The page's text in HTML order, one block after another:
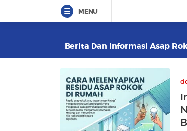
MENU
Berita Dan Informasi Asap